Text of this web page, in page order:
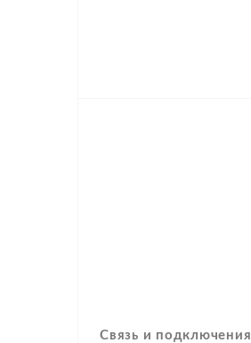
Связь и подключения